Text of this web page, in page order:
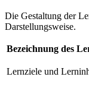
Die Gestaltung der
Darstellungsweise.
Bezeichnung des
Lernziele und